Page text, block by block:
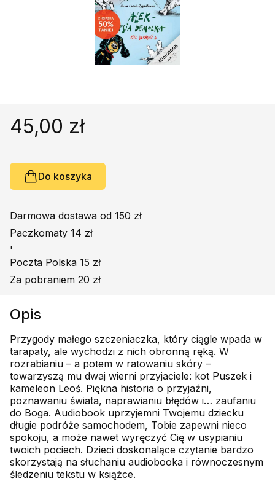
Książki obcojęzyczne
Poradniki, leksykony...
Podręczniki szkolne
45,00 zł
Do koszyka
Darmowa dostawa od 150 zł
Paczkomaty 14 zł
'
Poczta Polska 15 zł
Za pobraniem 20 zł
Opis
Przygody małego szczeniaczka, który ciągle wpada w
tarapaty, ale wychodzi z nich obronną ręką. W
rozrabianiu – a potem w ratowaniu skóry –
towarzyszą mu dwaj wierni przyjaciele: kot Puszek i
kameleon Leoś. Piękna historia o przyjaźni,
poznawaniu świata, naprawianiu błędów i… zaufaniu
do Boga. Audiobook uprzyjemni Twojemu dziecku
długie podróże samochodem, Tobie zapewni nieco
spokoju, a może nawet wyręczyć Cię w usypianiu
twoich pociech. Dzieci doskonalące czytanie bardzo
skorzystają na słuchaniu audiobooka i równoczesnym
śledzeniu tekstu w książce.